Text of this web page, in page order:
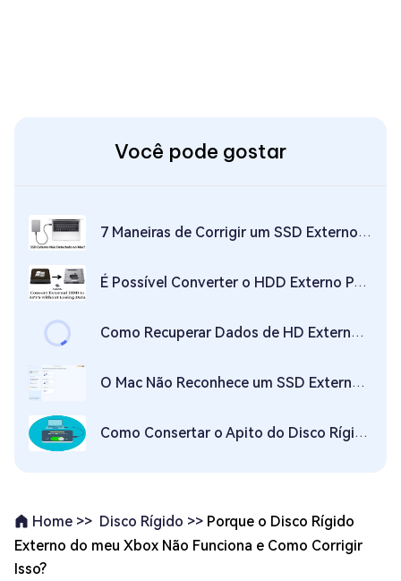
Você pode gostar
7 Maneiras de Corrigir um SSD Externo Que Não É Exibido no Mac
É Possível Converter o HDD Externo Para APFS Sem Apagar seus Dados? - Sim, É!
Como Recuperar Dados de HD Externo – Guia Completo para Restaurar Seus Arquivos
O Mac Não Reconhece um SSD Externo, Eis o Porquê e o Que Fazer a Respeito!
Como Consertar o Apito do Disco Rígido Externo da Seagate
Home >> Disco Rígido >> Porque o Disco Rígido
Externo do meu Xbox Não Funciona e Como Corrigir
Isso?